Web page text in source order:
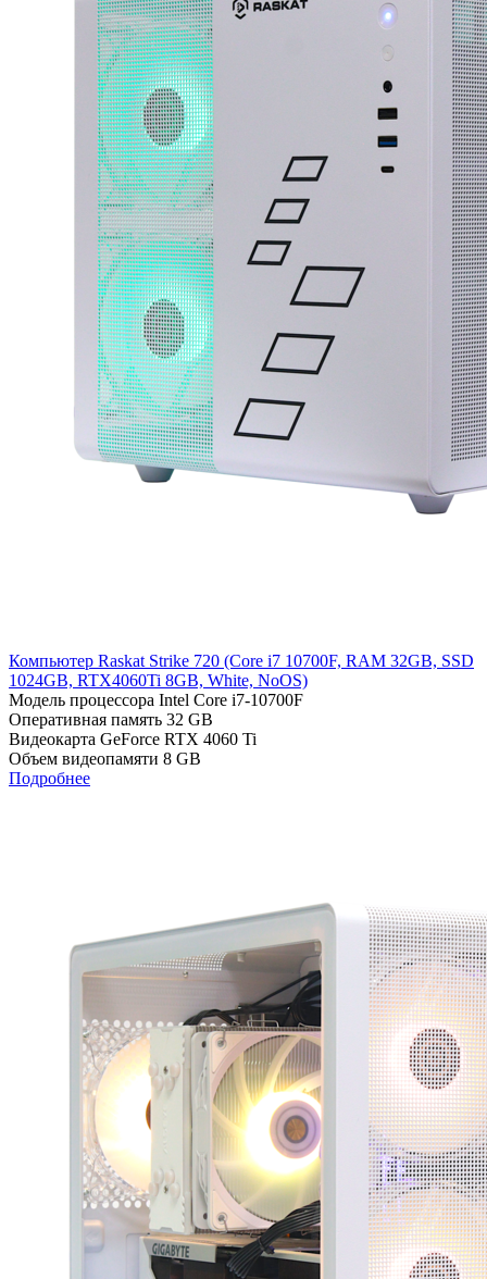
Компьютер Raskat Strike 720 (Cоre i7 10700F, RAM 32GB, SSD
1024GB, RTX4060Ti 8GB, White, NoOS)
Модель процессора Intel Core i7-10700F
Оперативная память 32 GB
Видеокарта GeForce RTX 4060 Ti
Объем видеопамяти 8 GB
Подробнее